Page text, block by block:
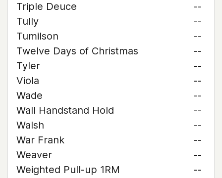
Triple Deuce
--
Tully
--
Tumilson
--
Twelve Days of Christmas
--
Tyler
--
Viola
--
Wade
--
Wall Handstand Hold
--
Walsh
--
War Frank
--
Weaver
--
Weighted Pull-up 1RM
--